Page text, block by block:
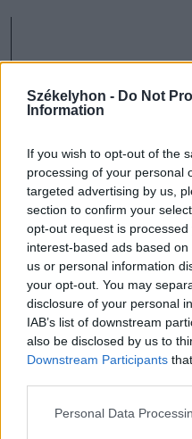
Székelyhon - Do Not
Information
If you wish to opt-out of the
processing of your personal
targeted advertising by us,
section to confirm your
opt-out request is
interest-based ads based
us or personal information
your opt-out. You may
disclosure of your personal
IAB’s list of downstream
also be disclosed by us to
Downstream Participants
Personal Data
egyúttal azt a
kik és
arról, hogy
iskola
helyet
úgy látta, az
költségek